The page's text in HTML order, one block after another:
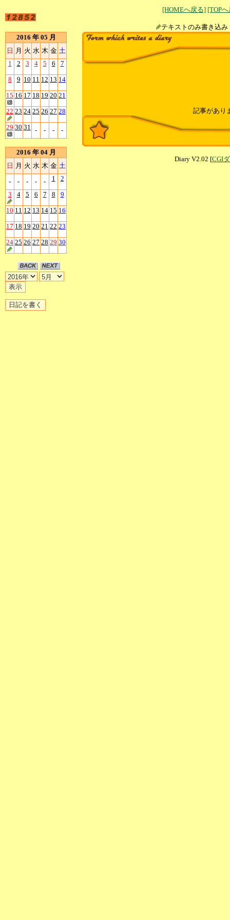
[HOMEへ戻る] [TOP
テキストのみ書
2016 年 05 月
日 月 火 水 木 金 土
1
2 3 4 5 6 7
8 9 10 11 12 13 14
15 16 17 18 19 20 21
22 23 24 25 26 27 28
29 30 31 - - - -
2016 年 04 月
日 月 火 水 木 金 土
- - - - - 1 2
3 4 5 6 7 8 9
10 11 12 13 14 15 16
17 18 19 20 21 22 23
24 25 26 27 28 29 30
記事があり
Diary V2.02 [CGI